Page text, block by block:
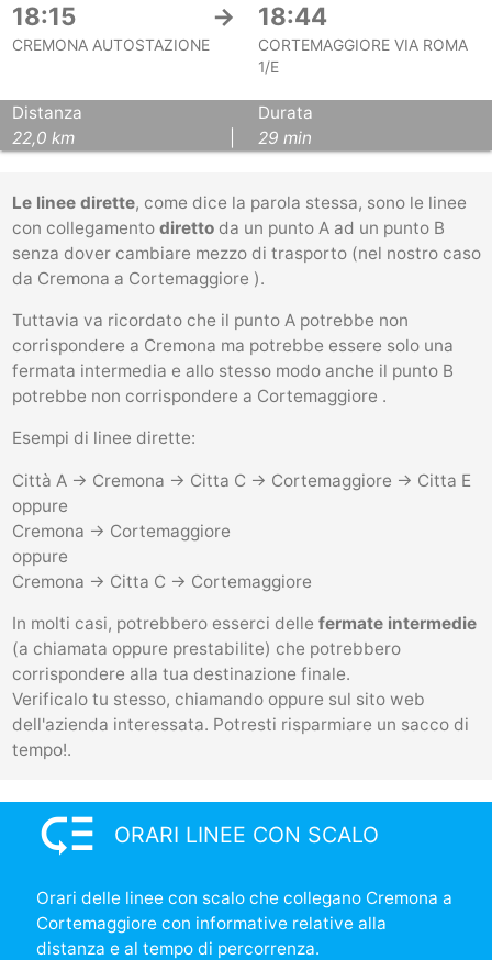
18:15 → 18:44
CREMONA AUTOSTAZIONE
CORTEMAGGIORE VIA ROMA
1/E
Distanza
22,0 km
Durata
29 min
Le linee dirette, come dice la parola stessa, sono le linee
con collegamento direttoda un punto A ad un punto B
senza dover cambiare mezzo di trasporto (nel nostro caso
da Cremona a Cortemaggiore ).
Tuttavia va ricordato che il punto A potrebbe non
corrispondere a Cremona ma potrebbe essere solo una
fermata intermedia e allo stesso modo anche il punto B
potrebbe non corrispondere a Cortemaggiore .
Esempi di linee dirette:
Città A -> Cremona -> Citta C -> Cortemaggiore -> Citta E
oppure
Cremona -> Cortemaggiore
oppure
Cremona -> Citta C -> Cortemaggiore
In molti casi, potrebbero esserci delle fermate intermedie
(a chiamata oppure prestabilite) che potrebbero
corrispondere alla tua destinazione finale.
Verificalo tu stesso, chiamando oppure sul sito web
dell'azienda interessata. Potresti risparmiare un sacco di
tempo!.
low_priority ORARI LINEE CON SCALO
Orari delle linee con scalo che collegano Cremona a
Cortemaggiore con informative relative alla
distanza e al tempo di percorrenza.